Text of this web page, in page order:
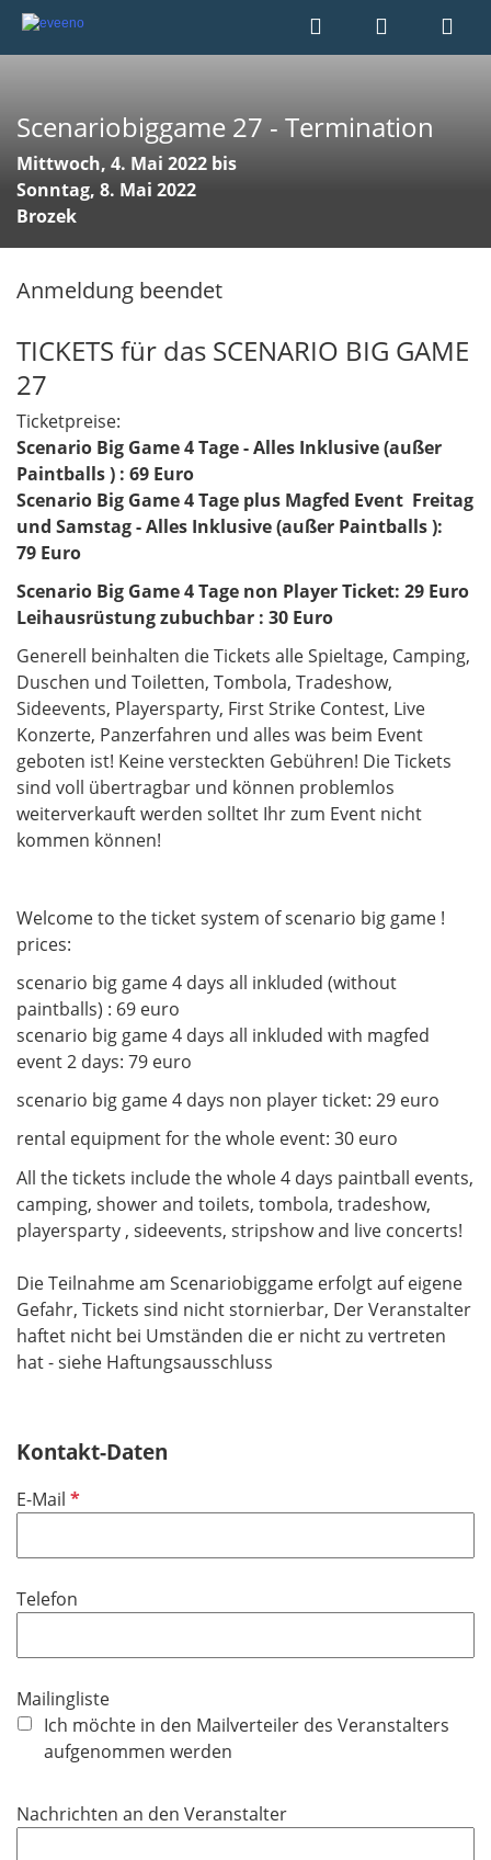
Scenariobiggame 27 - Termination
Mittwoch, 4. Mai 2022 bis
Sonntag, 8. Mai 2022
Brozek
Anmeldung beendet
TICKETS für das SCENARIO BIG GAME
27
Ticketpreise:
Scenario Big Game 4 Tage - Alles Inklusive (außer
Paintballs ) : 69 Euro
Scenario Big Game 4 Tage plus Magfed Event Freitag
und Samstag - Alles Inklusive (außer Paintballs ):
79 Euro
Scenario Big Game 4 Tage non Player Ticket: 29 Euro
Leihausrüstung zubuchbar : 30 Euro
Generell beinhalten die Tickets alle Spieltage, Camping,
Duschen und Toiletten, Tombola, Tradeshow,
Sideevents, Playersparty, First Strike Contest, Live
Konzerte, Panzerfahren und alles was beim Event
geboten ist! Keine versteckten Gebühren! Die Tickets
sind voll übertragbar und können problemlos
weiterverkauft werden solltet Ihr zum Event nicht
kommen können!
Welcome to the ticket system of scenario big game !
prices:
scenario big game 4 days all inkluded (without
paintballs) : 69 euro
scenario big game 4 days all inkluded with magfed
event 2 days: 79 euro
scenario big game 4 days non player ticket: 29 euro
rental equipment for the whole event: 30 euro
All the tickets include the whole 4 days paintball events,
camping, shower and toilets, tombola, tradeshow,
playersparty , sideevents, stripshow and live concerts!
Die Teilnahme am Scenariobiggame erfolgt auf eigene
Gefahr, Tickets sind nicht stornierbar, Der Veranstalter
haftet nicht bei Umständen die er nicht zu vertreten
hat - siehe Haftungsausschluss
Kontakt-Daten
E-Mail P
c
t
e
l
d
Telefon
Mailingliste
Ich möchte in den Mailverteiler des Veranstalters
aufgenommen werden
Nachrichten an den Veranstalter